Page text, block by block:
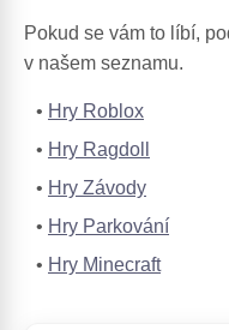
Pokud se vám to líbí,
v našem seznamu.
Hry Roblox
Hry Ragdoll
Hry Závody
Hry Parkování
Hry Minecraft